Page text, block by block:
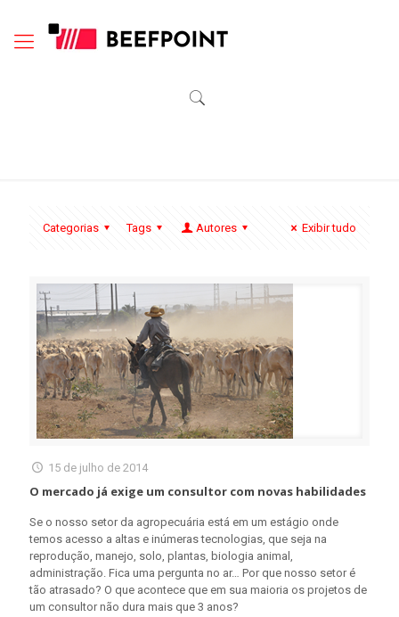
Categorias Tags Autores Exibir tudo
15 de julho de 2014
O mercado já exige um consultor com novas habilidades
Se o nosso setor da agropecuária está em um estágio onde
temos acesso a altas e inúmeras tecnologias, que seja na
reprodução, manejo, solo, plantas, biologia animal,
administração. Fica uma pergunta no ar… Por que nosso setor é
tão atrasado? O que acontece que em sua maioria os projetos de
um consultor não dura mais que 3 anos?